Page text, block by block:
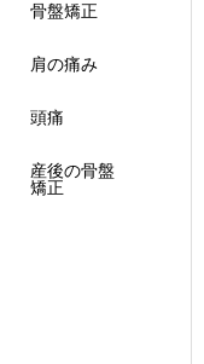
骨盤矯正
肩の痛み
頭痛
産後の骨盤
矯正